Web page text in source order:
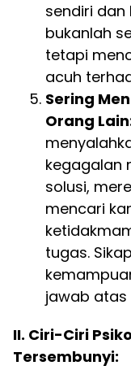
sendiri dan
bukanlah
tetapi
acuh
Sering
Orang
kegagalan
solusi,
mencari
tugas.
jawab atas
II. Ciri-Ciri
Tersembunyi: